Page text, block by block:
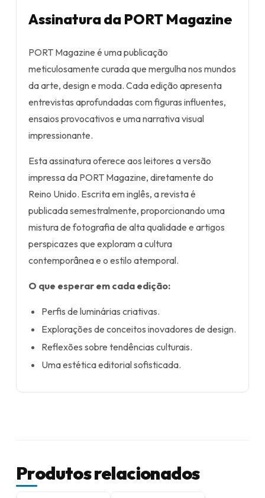
Assinatura da PORT Magazine
PORT Magazine é uma publicação
meticulosamente curada que mergulha nos mundos
da arte, design e moda. Cada edição apresenta
entrevistas aprofundadas com figuras influentes,
ensaios provocativos e uma narrativa visual
impressionante.
Esta assinatura oferece aos leitores a versão
impressa da PORT Magazine, diretamente do
Reino Unido. Escrita em inglês, a revista é
publicada semestralmente, proporcionando uma
mistura de fotografia de alta qualidade e artigos
perspicazes que exploram a cultura
contemporânea e o estilo atemporal.
O que esperar em cada edição:
Perfis de luminárias criativas.
Explorações de conceitos inovadores de design.
Reflexões sobre tendências culturais.
Uma estética editorial sofisticada.
Produtos relacionados